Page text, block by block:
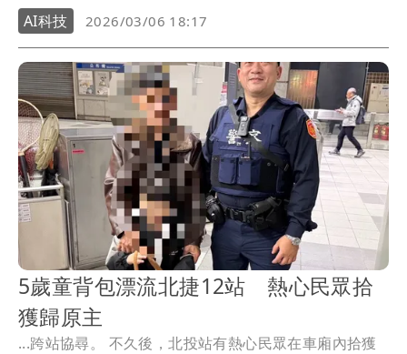
AI科技
2026/03/06 18:17
5歲童背包漂流北捷12站 熱心民眾拾
獲歸原主
...跨站協尋。 不久後，北投站有熱心民眾在車廂內拾獲